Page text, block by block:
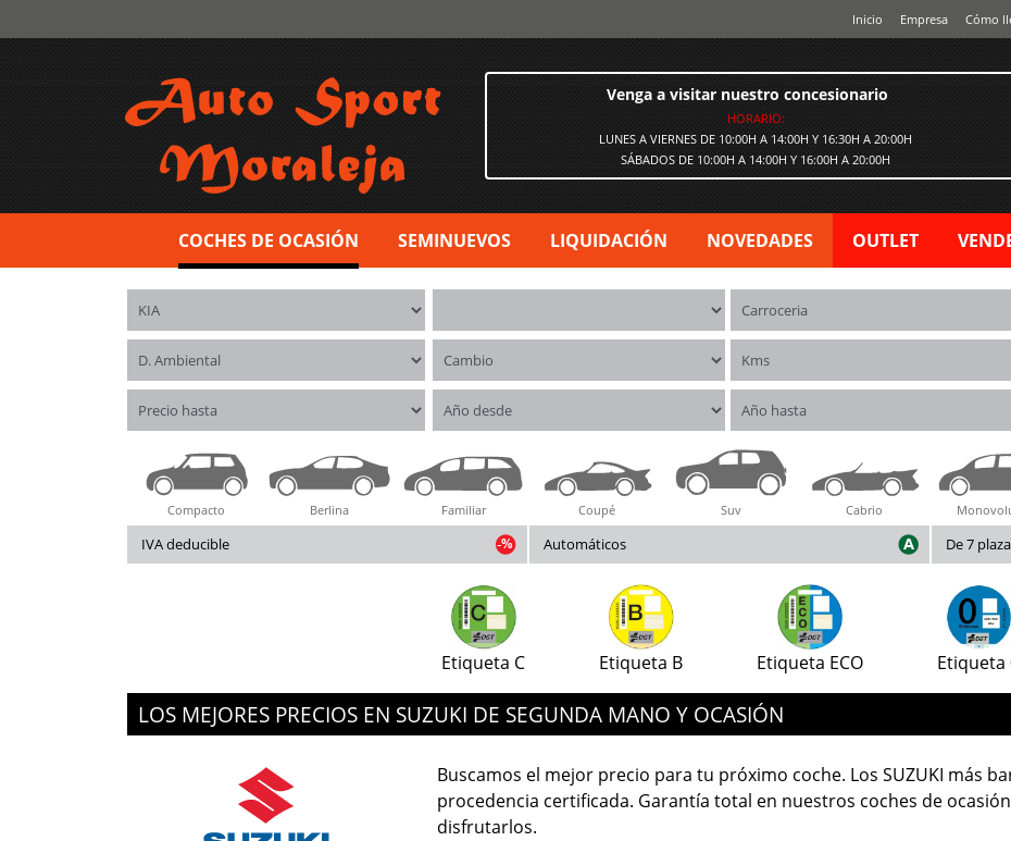
Inicio Empresa Cómo
Venga a visitar nuestro concesionario
HORARIO:
LUNES A VIERNES DE 10:00H A 14:00H Y 16:30H A 20:00H
SÁBADOS DE 10:00H A 14:00H Y 16:00H A 20:00H
COCHES DE OCASIÓN SEMINUEVOS LIQUIDACIÓN NOVEDADES OUTLET
Marca Carrocerías
Distintivo ambiental Cambio Kms
Precio hasta Año desde Año hasta
Compacto Berlina Familiar Coupé Suv Cabrio
IVA deducible Automáticos De 7
Etiqueta C Etiqueta B Etiqueta ECO Etiqueta
LOS MEJORES PRECIOS EN SUZUKI DE SEGUNDA MANO Y OCASIÓN
Buscamos el mejor precio para tu próximo coche. Los SUZUKI más
procedencia certificada. Garantía total en nuestros coches de
disfrutarlos.